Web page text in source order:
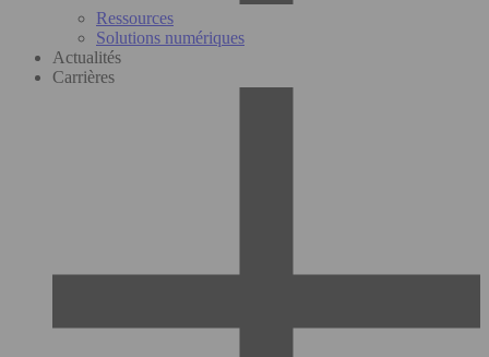
Ressources
Solutions numériques
Actualités
Carrières